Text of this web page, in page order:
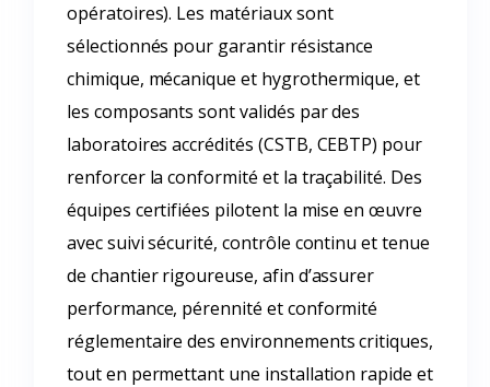
opératoires). Les matériaux sont
sélectionnés pour garantir résistance
chimique, mécanique et hygrothermique, et
les composants sont validés par des
laboratoires accrédités (CSTB, CEBTP) pour
renforcer la conformité et la traçabilité. Des
équipes certifiées pilotent la mise en œuvre
avec suivi sécurité, contrôle continu et tenue
de chantier rigoureuse, afin d’assurer
performance, pérennité et conformité
réglementaire des environnements critiques,
tout en permettant une installation rapide et